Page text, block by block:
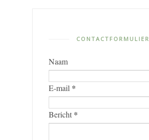
CONTACTFORMULIER
Naam
E-mail *
Bericht *